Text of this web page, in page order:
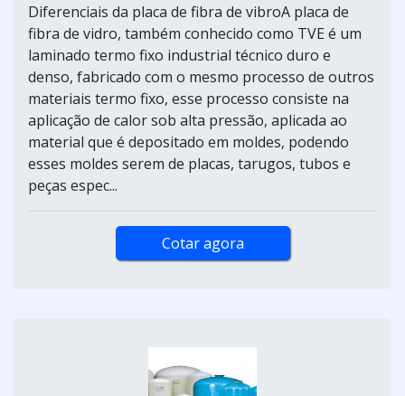
Diferenciais da placa de fibra de vibroA placa de
fibra de vidro, também conhecido como TVE é um
laminado termo fixo industrial técnico duro e
denso, fabricado com o mesmo processo de outros
materiais termo fixo, esse processo consiste na
aplicação de calor sob alta pressão, aplicada ao
material que é depositado em moldes, podendo
esses moldes serem de placas, tarugos, tubos e
peças espec...
Cotar agora